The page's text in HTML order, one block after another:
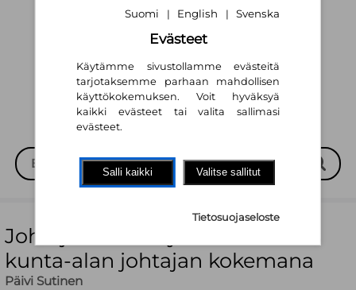
English |
Johtajana kehittymisen olemus
kunta-alan johtajan kokemana
Päivi Sutinen
Suomi | English | Svenska
Evästeet
Käytämme sivustollamme evästeitä
tarjotaksemme parhaan mahdollisen
käyttökokemuksen. Voit hyväksyä
kaikki evästeet tai valita sallimasi
evästeet.
Salli kaikki Valitse sallitut
Tietosuojaseloste